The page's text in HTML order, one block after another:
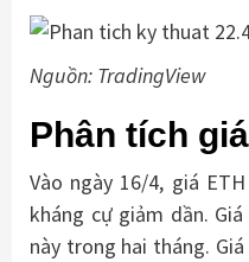
Nguồn: TradingView
Phân tích giá
Vào ngày 16/4, giá
kháng cự giảm dần.
này trong hai tháng.